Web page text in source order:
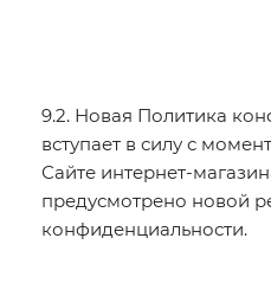
9.2. Новая Политика
вступает в силу с
Сайте интернет-
предусмотрено новой
конфиденциальности.